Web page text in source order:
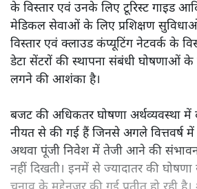
के विस्तार एवं उनके लिए टूरिस्ट गाइड
मेडिकल सेवाओं के लिए प्रशिक्षण
विस्तार एवं क्लाउड कंप्यूटिंग नेटवर्क के
डेटा सेंटरों की स्थापना संबंधी घोषणाओं
लगने की आशंका है।
बजट की अधिकतर घोषणा अर्थव्यवस्था में
नीयत से की गई हैं जिनसे अगले वित्तवर्ष में
अथवा पूंजी निवेश में तेजी आने की
नहीं दिखती। इनमें से ज्यादातर की